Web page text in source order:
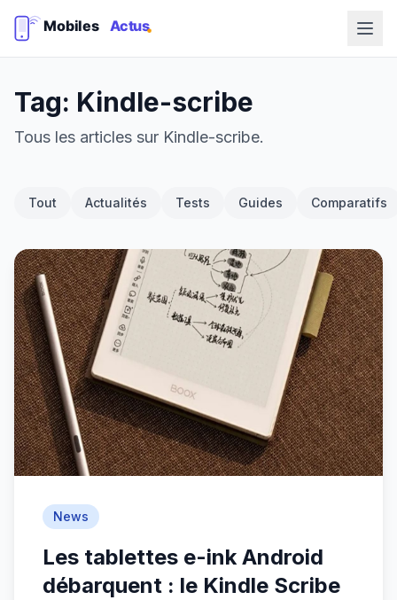
Tag: Kindle-scribe
Tous les articles sur Kindle-scribe.
Tout Actualités Tests Guides Comparatifs
News
Les tablettes e-ink Android
débarquent : le Kindle Scribe